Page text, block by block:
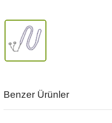
Benzer Ürünler